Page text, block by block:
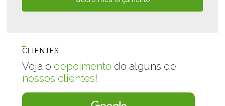
CLIENTES
Veja o depoimento do alguns de
nossos clientes!